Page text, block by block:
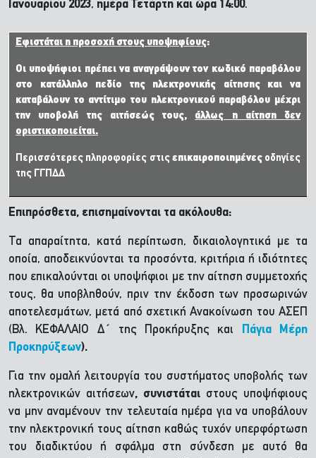
Ιανουαρίου 2023, ημέρα Τετάρτη και ώρα 14:00.
Εφιστάται η προσοχή στους υποψηφίους:
Οι υποψήφιοι πρέπει να αναγράψουν τον κωδικό παραβόλου
στο κατάλληλο πεδίο της ηλεκτρονικής αίτησης και να
καταβάλουν το αντίτιμο του ηλεκτρονικού παραβόλου μέχρι
την υποβολή της αιτήσεώς τους, άλλως η αίτηση δεν
οριστικοποιείται.
Περισσότερες πληροφορίες στις επικαιροποιημένες οδηγίες
της ΓΓΠΔΔ
Επιπρόσθετα, επισημαίνονται τα ακόλουθα:
Τα απαραίτητα, κατά περίπτωση, δικαιολογητικά με τα
οποία, αποδεικνύονται τα προσόντα, κριτήρια ή ιδιότητες
που επικαλούνται οι υποψήφιοι με την αίτηση συμμετοχής
τους, θα υποβληθούν, πριν την έκδοση των προσωρινών
αποτελεσμάτων, μετά από σχετική Ανακοίνωση του ΑΣΕΠ
(Βλ. ΚΕΦΑΛΑΙΟ Δ΄ της Προκήρυξης και
Πάγια Μέρη
Προκηρύξεων).
Για την ομαλή λειτουργία του συστήματος υποβολής των
ηλεκτρονικών αιτήσεων, συνιστάται στους υποψήφιους
να μην αναμένουν την τελευταία ημέρα για να υποβάλουν
την ηλεκτρονική τους αίτηση καθώς τυχόν υπερφόρτωση
του διαδικτύου ή σφάλμα στη σύνδεση με αυτό θα